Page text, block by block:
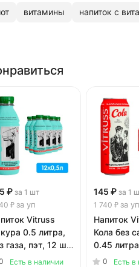
витамины напиток с
₽ за 1 шт
₽за уп
Vitruss
0.5 литра,
газа, пэт, 12 шт.
Есть в наличии
145 ₽ за 1
1 740 ₽ за уп
Напиток
Кола без
0.45
б, 12 шт. в
0
Есть в